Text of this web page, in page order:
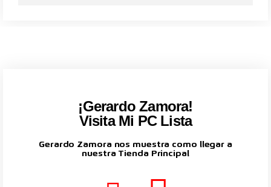
¡Gerardo Zamora!
Visita Mi PC Lista
Gerardo Zamora nos muestra como llegar a
nuestra Tienda Principal